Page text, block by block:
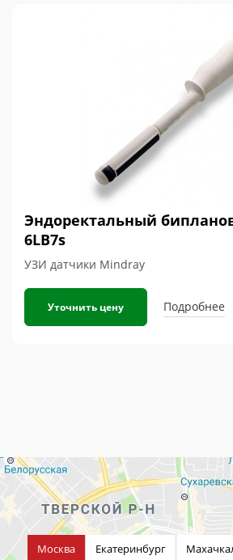
Эндоректальный
6LB7s
УЗИ датчики Mindray
Уточнить цену Подробнее
Москва Екатеринбург